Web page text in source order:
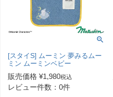
[スタイS] ムーミン 夢みるムー
ミン ムーミンベビー
販売価格 ¥1,980税込
レビュー件数：0件